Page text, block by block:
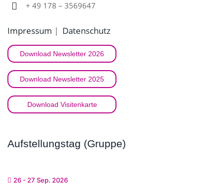
+ 49 178 – 3569647
Impressum | Datenschutz
Download Newsletter 2026
Download Newsletter 2025
Download Visitenkarte
Aufstellungstag (Gruppe)
26 - 27 Sep. 2026